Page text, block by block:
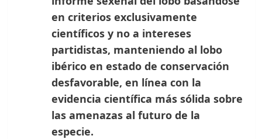
en criterios exclusivamente
científicos y no a intereses
partidistas, manteniendo al lobo
ibérico en estado de conservación
desfavorable, en línea con la
evidencia científica más sólida sobre
las amenazas al futuro de la
especie.